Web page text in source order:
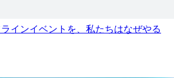
インイベントを、私たちはなぜやる